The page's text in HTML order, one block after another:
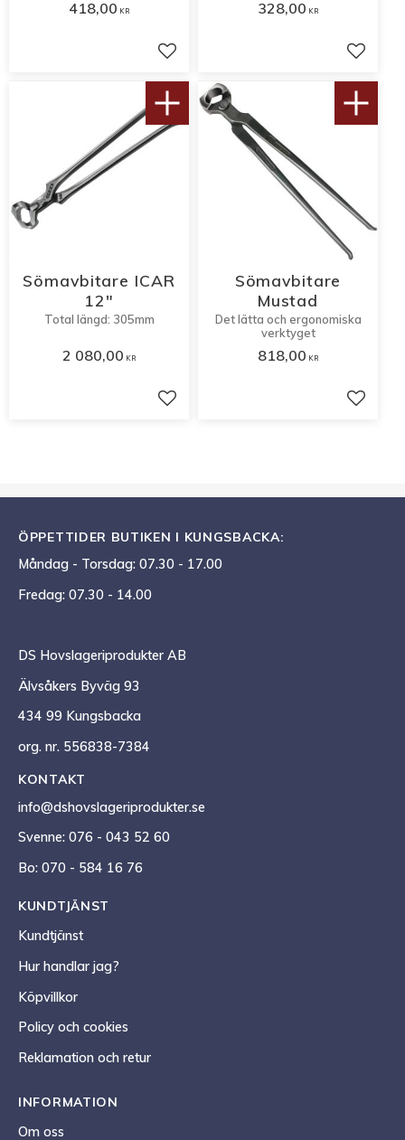
418,00 KR
Lägg till i favoriter
328,00 KR
Lägg
Sömavbitare ICAR
12"
Total längd: 305mm
2 080,00 KR
Lägg till i favoriter
Sömavbitare
Mustad
Det lätta och ergonomiska
verktyget
818,00 KR
Lägg
ÖPPETTIDER BUTIKEN I KUNGSBACKA:
Måndag - Torsdag: 07.30 - 17.00
Fredag: 07.30 - 14.00
DS Hovslageriprodukter AB
Älvsåkers Byväg 93
434 99 Kungsbacka
org. nr. 556838-7384
KONTAKT
info@dshovslageriprodukter.se
Svenne: 076 - 043 52 60
Bo: 070 - 584 16 76
KUNDTJÄNST
Kundtjänst
Hur handlar jag?
Köpvillkor
Policy och cookies
Reklamation och retur
INFORMATION
Om oss